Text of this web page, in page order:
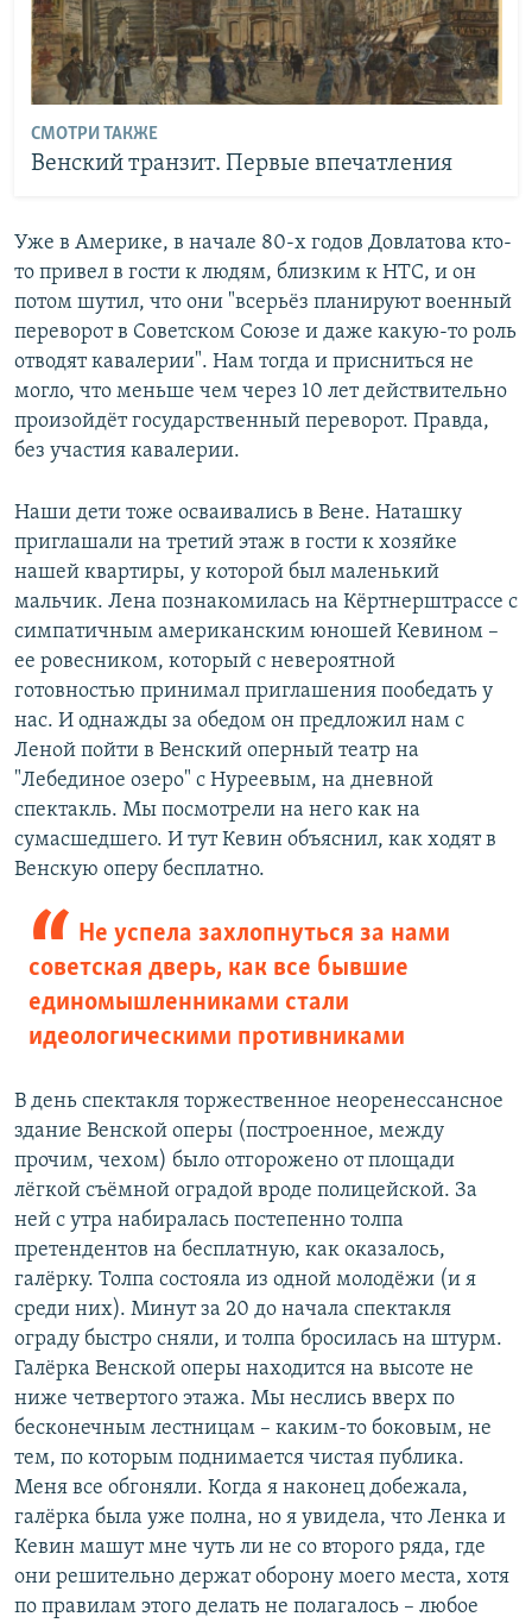
СМОТРИ ТАКЖЕ
Венский транзит. Первые впечатления
Уже в Америке, в начале 80-х годов Довлатова кто-
то привел в гости к людям, близким к НТС, и он
потом шутил, что они "всерьёз планируют военный
переворот в Советском Союзе и даже какую-то роль
отводят кавалерии". Нам тогда и присниться не
могло, что меньше чем через 10 лет действительно
произойдёт государственный переворот. Правда,
без участия кавалерии.
Наши дети тоже осваивались в Вене. Наташку
приглашали на третий этаж в гости к хозяйке
нашей квартиры, у которой был маленький
мальчик. Лена познакомилась на Кёртнерштрассе с
симпатичным американским юношей Кевином –
ее ровесником, который с невероятной
готовностью принимал приглашения пообедать у
нас. И однажды за обедом он предложил нам с
Леной пойти в Венский оперный театр на
"Лебединое озеро" с Нуреевым, на дневной
спектакль. Мы посмотрели на него как на
сумасшедшего. И тут Кевин объяснил, как ходят в
Венскую оперу бесплатно.
Не успела захлопнуться за нами
советская дверь, как все бывшие
единомышленниками стали
идеологическими противниками
В день спектакля торжественное неоренессансное
здание Венской оперы (построенное, между
прочим, чехом) было отгорожено от площади
лёгкой съёмной оградой вроде полицейской. За
ней с утра набиралась постепенно толпа
претендентов на бесплатную, как оказалось,
галёрку. Толпа состояла из одной молодёжи (и я
среди них). Минут за 20 до начала спектакля
ограду быстро сняли, и толпа бросилась на штурм.
Галёрка Венской оперы находится на высоте не
ниже четвертого этажа. Мы неслись вверх по
бесконечным лестницам – каким-то боковым, не
тем, по которым поднимается чистая публика.
Меня все обгоняли. Когда я наконец добежала,
галёрка была уже полна, но я увидела, что Ленка и
Кевин машут мне чуть ли не со второго ряда, где
они решительно держат оборону моего места, хотя
по правилам этого делать не полагалось – любое